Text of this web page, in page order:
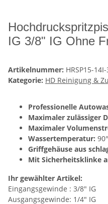
IG 3/8" IG Ohne
Artikelnummer: HRSP15-
Kategorie: HD Reinigung &
Professionelle
Maximaler zulässiger
Maximaler
Wassertemperatur:
Griffgehäuse aus
Mit Sicherheitsklinke
Ihr gewählter Artikel:
Eingangsgewinde : 3/8" IG
Ausgangsgewinde: 1/4" IG